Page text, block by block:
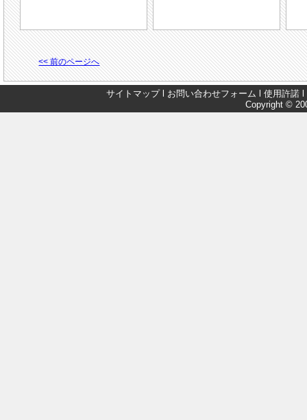
<< 前のページへ
サイトマップl お問い合わせフォーム 使用許諾
Copyright ©